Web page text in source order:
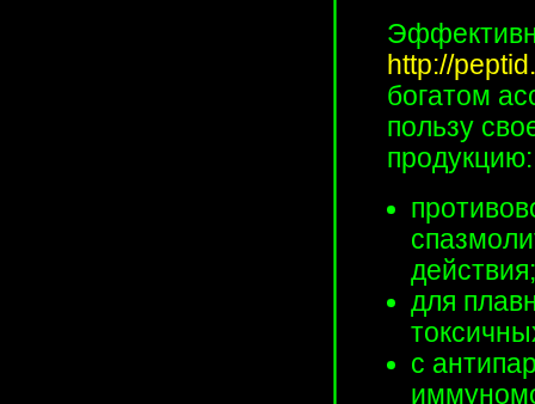
http://
богатом
пользу
продукцию:
действия;
для
с